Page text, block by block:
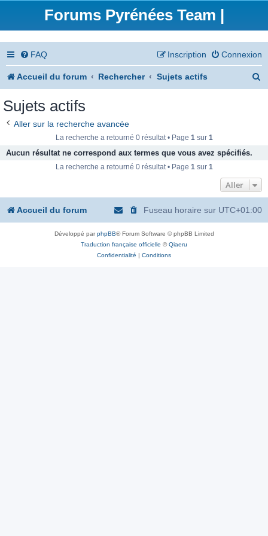
Forums Pyrénées Team |
FAQ Connexion
Inscription
Accueil du forum Rechercher Sujets actifs
e
Sujets actifs
Aller sur la recherche avancée
La recherche a retourné 0 résultat • Page 1sur 1
Aucun résultat ne correspond aux termes que vous avez spécifiés.
La recherche a retourné 0 résultat • Page 1sur 1
Aller
Accueil du forum Fuseau horaire sur UTC+01:00
Développé parphpBB® Forum Software © phpBB Limited
Traduction française officielle ©Qiaeru
Confidentialité | Conditions